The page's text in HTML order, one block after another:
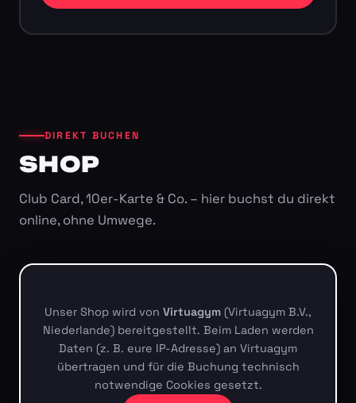
DIREKT BUCHEN
SHOP
Club Card, 10er-Karte & Co. – hier buchst du direkt
online, ohne Umwege.
Unser Shop wird von Virtuagym (Virtuagym B.V.,
Niederlande) bereitgestellt. Beim Laden werden
Daten (z. B. eure IP-Adresse) an Virtuagym
übertragen und für die Buchung technisch
notwendige Cookies gesetzt.